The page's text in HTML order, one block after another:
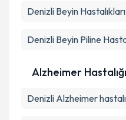
Denizli Beyin Hastalıkları
Denizli Beyin Piline
Alzheimer
Denizli Alzheimer